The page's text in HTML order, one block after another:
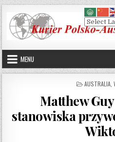
Skip to content
MENU
POSTED IN
AUSTRALIA
Matthew
stanowiska